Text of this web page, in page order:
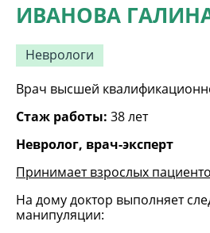
ИВАНОВА
Неврологи
Врач высшей
Стаж работы: 38 лет
Невролог, врач-эксперт
Принимает взрослых
На дому доктор выполняет
манипуляции: